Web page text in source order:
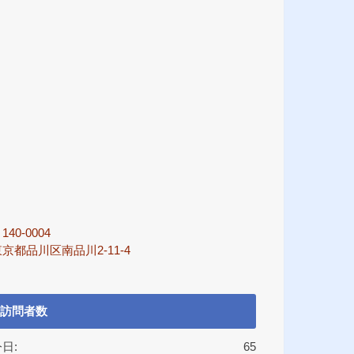
140-0004
京都品川区南品川2-11-4
訪問者数
65
: